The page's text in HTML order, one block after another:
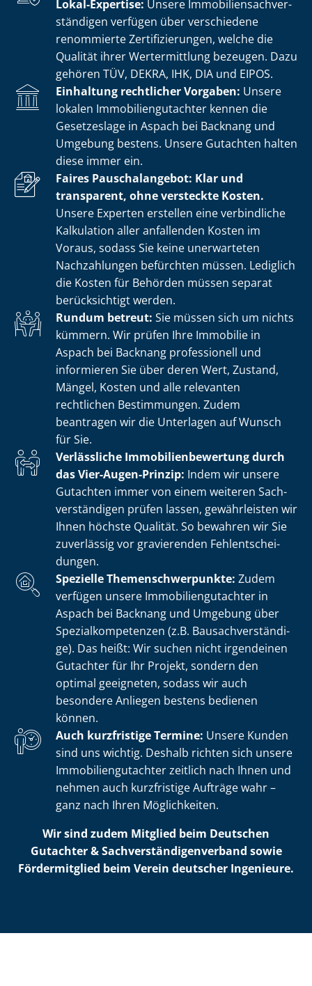
Lokal-Expertise: Unsere Im­mo­bi­li­en­sach­ver­
stän­di­gen verfügen über verschiedene
renommierte Zer­ti­fi­zie­run­gen, welche die
Qualität ihrer Wertermittlung bezeugen. Dazu
gehören TÜV, DEKRA, IHK, DIA und EIPOS.
Einhaltung rechtlicher Vorgaben: Unsere
lokalen Im­mo­bi­li­en­gut­ach­ter kennen die
Gesetzeslage in Aspach bei Backnang und
Umgebung bestens. Unsere Gutachten halten
diese immer ein.
Faires Pauschalangebot: Klar und
transparent, ohne versteckte Kosten.
Unsere Experten erstellen eine verbindliche
Kalkulation aller anfallenden Kosten im
Voraus, sodass Sie keine unerwarteten
Nachzahlungen befürchten müssen. Lediglich
die Kosten für Behörden müssen separat
berücksichtigt werden.
Rundum betreut: Sie müssen sich um nichts
kümmern. Wir prüfen Ihre Immobilie in
Aspach bei Backnang professionell und
informieren Sie über deren Wert, Zustand,
Mängel, Kosten und alle relevanten
rechtlichen Bestimmungen. Zudem
beantragen wir die Unterlagen auf Wunsch
für Sie.
Verlässliche Im­mo­bi­li­en­be­wer­tung durch
das Vier-Augen-Prinzip: Indem wir unsere
Gutachten immer von einem weiteren Sach­
ver­stän­di­gen prüfen lassen, gewährleisten wir
Ihnen höchste Qualität. So bewahren wir Sie
zuverlässig vor gravierenden Fehl­ent­schei­
dun­gen.
Spezielle The­men­schwer­punk­te: Zudem
verfügen unsere Im­mo­bi­li­en­gut­ach­ter in
Aspach bei Backnang und Umgebung über
Spe­zi­al­kom­pe­ten­zen (z.B. Bau­sach­ver­stän­di­
ge). Das heißt: Wir suchen nicht irgendeinen
Gutachter für Ihr Projekt, sondern den
optimal geeigneten, sodass wir auch
besondere Anliegen bestens bedienen
können.
Auch kurzfristige Termine: Unsere Kunden
sind uns wichtig. Deshalb richten sich unsere
Im­mo­bi­li­en­gut­ach­ter zeitlich nach Ihnen und
nehmen auch kurzfristige Aufträge wahr –
ganz nach Ihren Möglichkeiten.
Wir sind zudem Mitglied beim Deutschen
Gutachter & Sach­ver­stän­di­gen­ver­band sowie
Fördermitglied beim Verein deutscher Ingenieure.